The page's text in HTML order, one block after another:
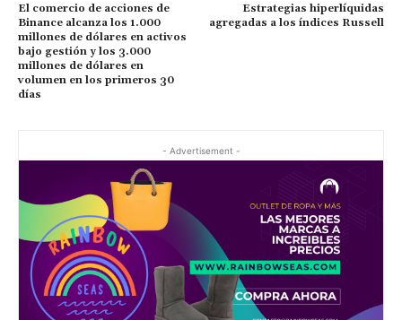
El comercio de acciones de
Binance alcanza los 1.000
millones de dólares en activos
bajo gestión y los 3.000
millones de dólares en
volumen en los primeros 30
días
Estrategias hiperlíquidas
agregadas a los índices Russell
- Advertisement -